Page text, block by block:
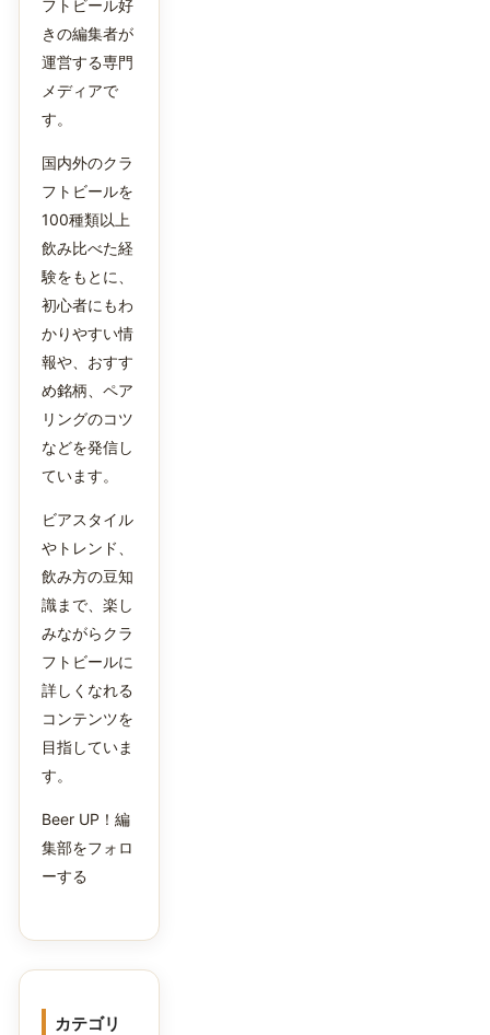
フトビール好
きの編集者が
運営する専門
メディアで
す。
国内外のクラ
フトビールを
100種類以上
飲み比べた経
験をもとに、
初心者にもわ
かりやすい情
報や、おすす
め銘柄、ペア
リングのコツ
などを発信し
ています。
ビアスタイル
やトレンド、
飲み方の豆知
識まで、楽し
みながらクラ
フトビールに
詳しくなれる
コンテンツを
目指していま
す。
Beer UP！編
集部をフォロ
ーする
カテゴリ